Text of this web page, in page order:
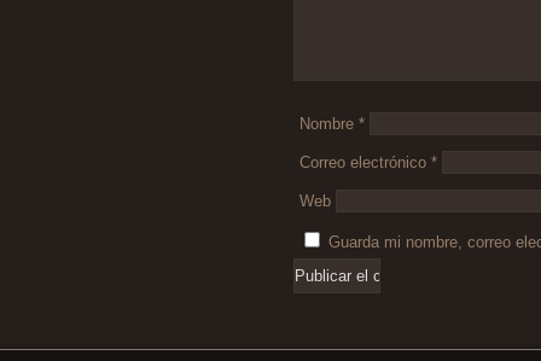
Nombre *
Correo electrónico *
Web
Guarda mi nombre, correo